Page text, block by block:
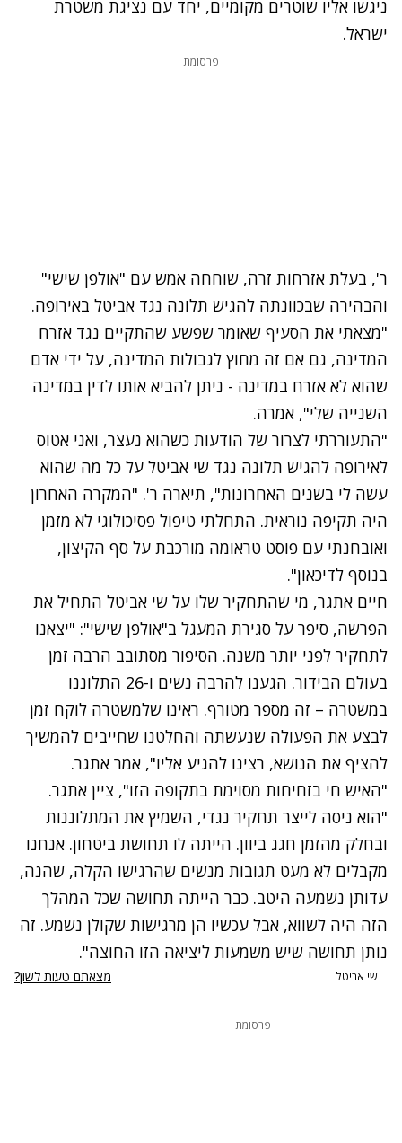
ניגשו אליו שוטרים מקומיים, יחד עם נציגת משטרת
ישראל.
פרסומת
ר', בעלת אזרחות זרה, שוחחה אמש עם "אולפן שישי"
והבהירה שבכוונתה להגיש תלונה נגד אביטל באירופה.
"מצאתי את הסעיף שאומר שפשע שהתקיים נגד אזרח
המדינה, גם אם זה מחוץ לגבולות המדינה, על ידי אדם
שהוא לא אזרח במדינה - ניתן להביא אותו לדין במדינה
השנייה שלי", אמרה.
"התעוררתי לצרור של הודעות כשהוא נעצר, ואני אטוס
לאירופה להגיש תלונה נגד שי אביטל על כל מה שהוא
עשה לי בשנים האחרונות", תיארה ר'. "המקרה האחרון
היה תקיפה נוראית. התחלתי טיפול פסיכולוגי לא מזמן
ואובחנתי עם פוסט טראומה מורכבת על סף הקיצון,
בנוסף לדיכאון".
נתקלנו בבעיה
נסה שוב
חיים אתגר, מי שהתחקיר שלו על שי אביטל התחיל את
הפרשה, סיפר על סגירת המעגל ב"אולפן שישי": "יצאנו
לתחקיר לפני יותר משנה. הסיפור מסתובב הרבה זמן
בעולם הבידור. הגענו להרבה נשים ו-26 התלוננו
במשטרה – זה מספר מטורף. ראינו שלמשטרה לוקח זמן
לבצע את הפעולה שנעשתה והחלטנו שחייבים להמשיך
להציף את הנושא, רצינו להגיע אליו", אמר אתגר.
"האיש חי בזחיחות מסוימת בתקופה הזו", ציין אתגר.
"הוא ניסה לייצר תחקיר נגדי, השמיץ את המתלוננות
ובחלק מהזמן חגג ביוון. הייתה לו תחושת ביטחון. אנחנו
מקבלים לא מעט תגובות מנשים שהרגישו הקלה, שהנה,
עדותן נשמעה היטב. כבר הייתה תחושה שכל המהלך
הזה היה לשווא, אבל עכשיו הן מרגישות שקולן נשמע. זה
נותן תחושה שיש משמעות ליציאה הזו החוצה".
שי אביטל מצאתם טעות לשון?
פרסומת